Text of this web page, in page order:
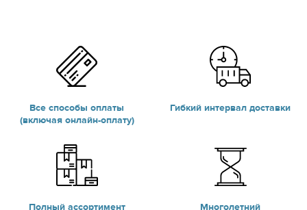
Все способы оплаты
(включая онлайн-оплату)
Гибкий интервал доставки
Полный ассортимент Многолетний